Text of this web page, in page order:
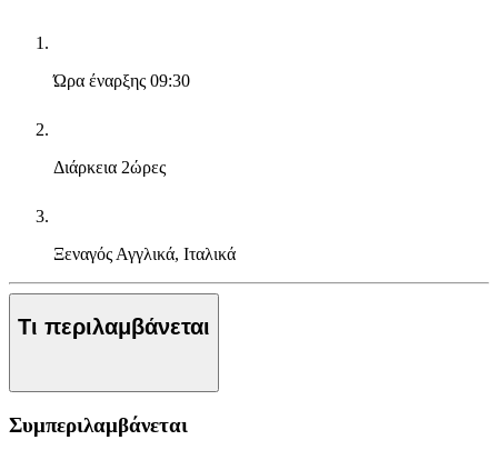
Ώρα έναρξης 09:30
Διάρκεια 2ώρες
Ξεναγός Αγγλικά, Ιταλικά
Τι περιλαμβάνεται
Συμπεριλαμβάνεται